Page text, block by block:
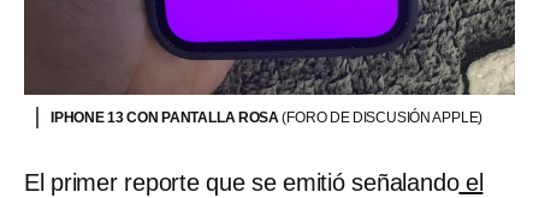
IPHONE 13 CON PANTALLA ROSA(FORO DE DISCUSIÓN APPLE)
El primer reporte que se emitió señalandoel